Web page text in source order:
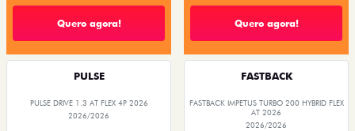
Quero agora! Quero agora!
PULSE
PULSE DRIVE 1.3 AT FLEX 4P 2026
2026/2026
FASTBACK
FASTBACK IMPETUS TURBO 200 HYBRID FLEX
AT 2026
2026/2026